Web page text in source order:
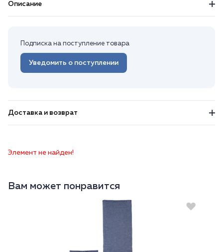
Описание
Подписка на поступление товара
Уведомить о поступлении
Доставка и возврат
Элемент не найден!
Вам может понравится